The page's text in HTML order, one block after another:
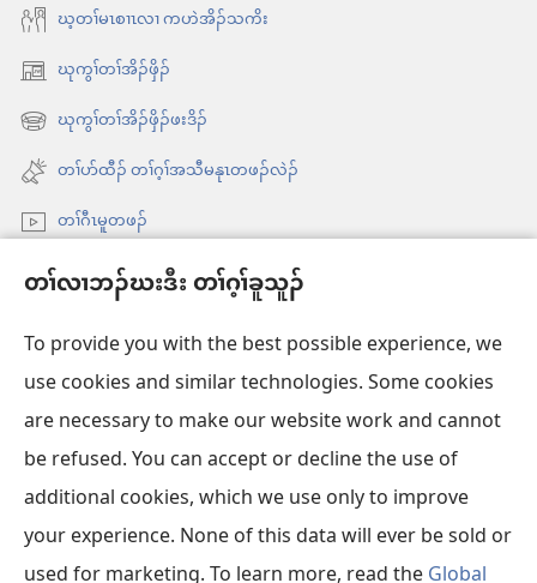
တၢ်လၢဘၣ်ဃးဒီး တၢ်ဂ့ၢ်ခူသူၣ်
To provide you with the best possible experience, we
use cookies and similar technologies. Some cookies
are necessary to make our website work and cannot
be refused. You can accept or decline the use of
additional cookies, which we use only to improve
your experience. None of this data will ever be sold or
ဃ့တၢ်မၤစၢၤလၢ ကဟဲအိၣ်သကိး
ဃုကွၢ်တၢ်အိၣ်ဖှိၣ်
အိး
ထီၣ်
အ
သီ
တ
ဘ့ၣ်
ဃုကွၢ်တၢ်အိၣ်ဖှိၣ်ဖးဒိၣ်
အိး
ထီၣ်
အ
တ
တၢ်ပာ်ထီၣ် တၢ်ဂ့ၢ်အသီမနုၤတဖၣ်လဲၣ်
တၢ်ဂီၤမူတဖၣ်
Videos with Audio Descriptions
တၢ်မၤဘူၣ်တဖၣ်
ထီၣ်
လၢ
အ
သီ
တ
တၢးထီခိးတၢ် ONLINE လံာ်ရိဒၢး
အိး
ထီၣ်
လၢ
အ
အိး
ထီၣ်